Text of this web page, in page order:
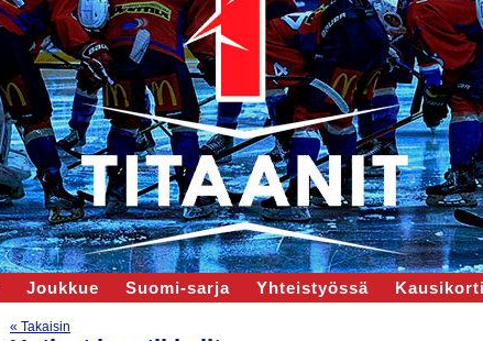
Joukkue Suomi-sarja Yhteistyössä
« Takaisin